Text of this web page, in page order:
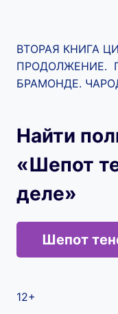
ВТОРАЯ КНИГА
ПРОДОЛЖЕНИЕ.
БРАМОНДЕ.
Найти
«Шепот
деле»
Шепот
12+